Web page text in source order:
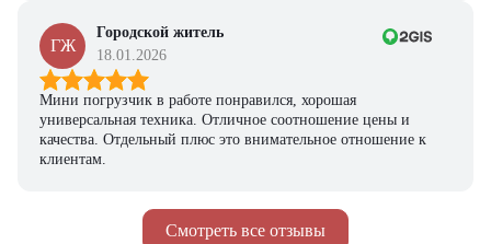
Смотреть все отзывы
ГЖ
Городской житель
18.01.2026
Мини погрузчик в работе понравился, хорошая
универсальная техника. Отличное соотношение цены и
качества. Отдельный плюс это внимательное отношение к
клиентам.